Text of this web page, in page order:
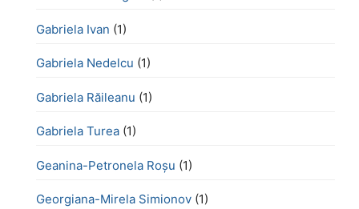
Gabriela Ivan (1)
Gabriela Nedelcu (1)
Gabriela Răileanu (1)
Gabriela Turea (1)
Geanina-Petronela Roșu (1)
Georgiana-Mirela Simionov (1)